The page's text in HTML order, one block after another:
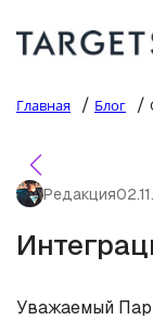
Главная / Блог /
Редакция
Уважаемый